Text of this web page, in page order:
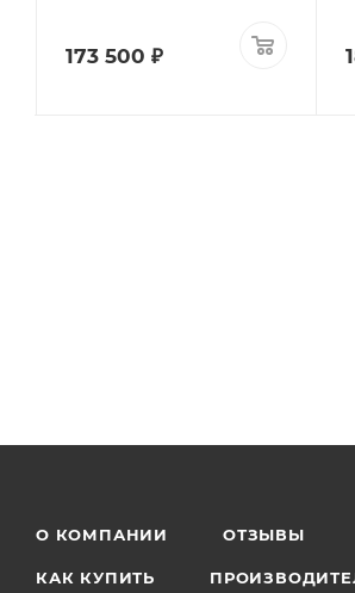
173 500 ₽
О КОМПАНИИ ОТЗЫВЫ
КАК КУПИТЬ